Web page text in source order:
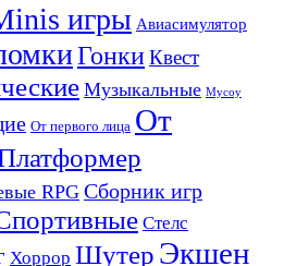
игры Авиасимулятор
ГонкиКвест
Музыкальные Мусоу
От первого лица От
RPGСборник игр
Стелс
Хоррор Шутер Экшен